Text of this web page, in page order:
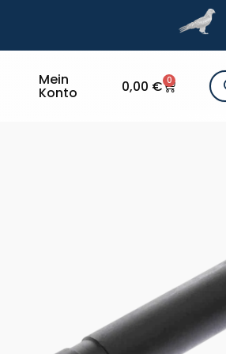
Mein
Konto 0,00 € 0